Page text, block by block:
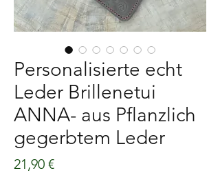
Personalisierte echt
Leder Brillenetui
ANNA- aus Pflanzlich
gegerbtem Leder
21,90 €Preis